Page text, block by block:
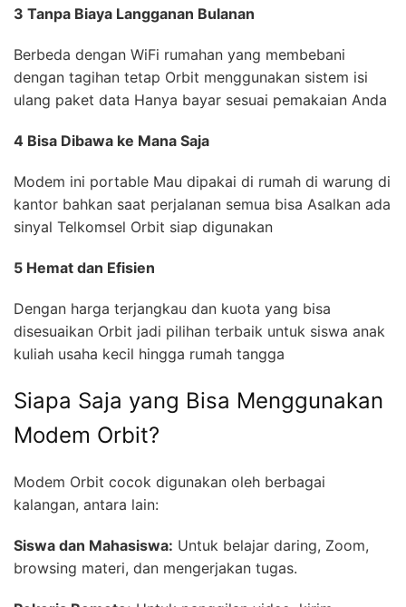
3 Tanpa Biaya Langganan Bulanan
Berbeda dengan WiFi rumahan yang membebani
dengan tagihan tetap Orbit menggunakan sistem isi
ulang paket data Hanya bayar sesuai pemakaian Anda
4 Bisa Dibawa ke Mana Saja
Modem ini portable Mau dipakai di rumah di warung di
kantor bahkan saat perjalanan semua bisa Asalkan ada
sinyal Telkomsel Orbit siap digunakan
5 Hemat dan Efisien
Dengan harga terjangkau dan kuota yang bisa
disesuaikan Orbit jadi pilihan terbaik untuk siswa anak
kuliah usaha kecil hingga rumah tangga
Siapa Saja yang Bisa Menggunakan
Modem Orbit?
Modem Orbit cocok digunakan oleh berbagai
kalangan, antara lain:
Siswa dan Mahasiswa: Untuk belajar daring, Zoom,
browsing materi, dan mengerjakan tugas.